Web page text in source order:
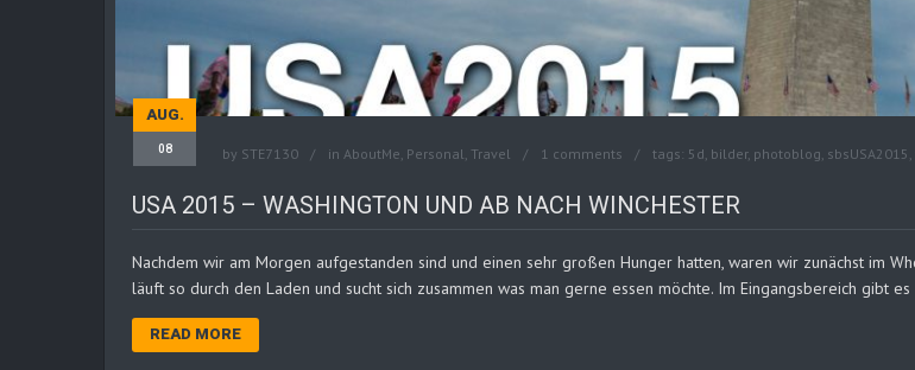
AUG.
08 by STE7130 in AboutMe, Personal, Travel 1 comments tags: 5d, bilder, photoblog, sbsUSA2015 ,
USA 2015 – WASHINGTON UND AB NACH WINCHESTER
Nachdem wir am Morgen aufgestanden sind und einen sehr großen Hunger hatten, waren wir zunächst im
läuft so durch den Laden und sucht sich zusammen was man gerne essen möchte. Im Eingangsbereich gibt
READ MORE